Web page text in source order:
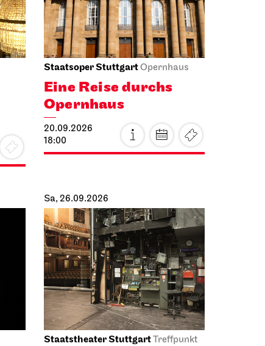
Staatsoper StuttgartOpernhaus
Eine Reise durchs
Opernhaus
20.09.2026
18:00
Sa, 26.09.2026
Staatstheater StuttgartTreffpunkt